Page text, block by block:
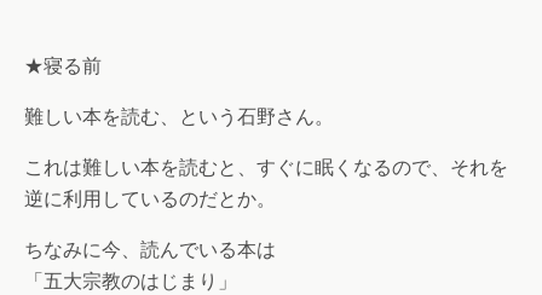
★寝る前
難しい本を読む、という石野さん。
これは難しい本を読むと、すぐに眠くなるので、それを
逆に利用しているのだとか。
ちなみに今、読んでいる本は
「五大宗教のはじまり」